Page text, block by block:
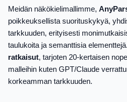
Meidän näkökielimallimme,
poikkeuksellista suorituskykyä,
tarkkuuden, erityisesti
taulukoita ja semanttisia elementtejä.
ratkaisut, tarjoten 20-kertaisen
malleihin kuten GPT/Claude
korkeamman tarkkuuden.